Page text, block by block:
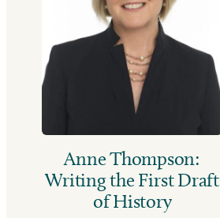
Anne Thompson:
Writing the First Draft
of History